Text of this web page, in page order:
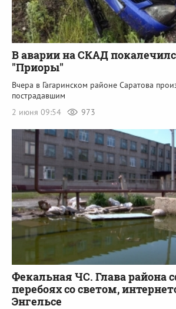
В аварии на СКАД
"Приоры"
Вчера в Гагаринском районе Саратова
пострадавшим
2 июня 09:54
973
Фекальная ЧС. Глава района
перебоях со светом,
Энгельсе